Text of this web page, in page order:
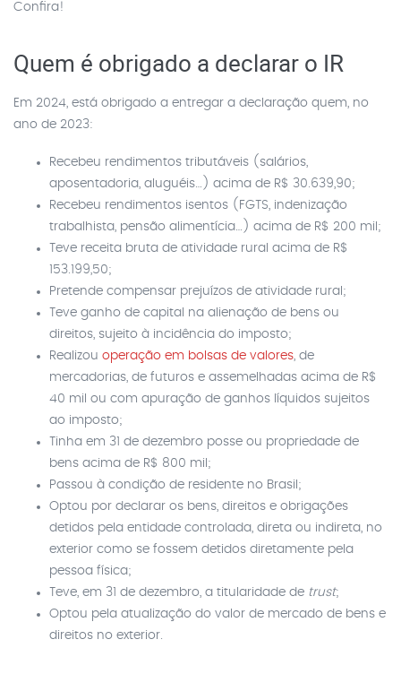
Confira!
Quem é obrigado a declarar o IR
Em 2024, está obrigado a entregar a declaração quem, no
ano de 2023:
Recebeu rendimentos tributáveis (salários,
aposentadoria, aluguéis…) acima de R$ 30.639,90;
Recebeu rendimentos isentos (FGTS, indenização
trabalhista, pensão alimentícia…) acima de R$ 200 mil;
Teve receita bruta de atividade rural acima de R$
153.199,50;
Pretende compensar prejuízos de atividade rural;
Teve ganho de capital na alienação de bens ou
direitos, sujeito à incidência do imposto;
Realizou operação em bolsas de valores, de
mercadorias, de futuros e assemelhadas acima de R$
40 mil ou com apuração de ganhos líquidos sujeitos
ao imposto;
Tinha em 31 de dezembro posse ou propriedade de
bens acima de R$ 800 mil;
Passou à condição de residente no Brasil;
Optou por declarar os bens, direitos e obrigações
detidos pela entidade controlada, direta ou indireta, no
exterior como se fossem detidos diretamente pela
pessoa física;
Teve, em 31 de dezembro, a titularidade de trust;
Optou pela atualização do valor de mercado de bens e
direitos no exterior.